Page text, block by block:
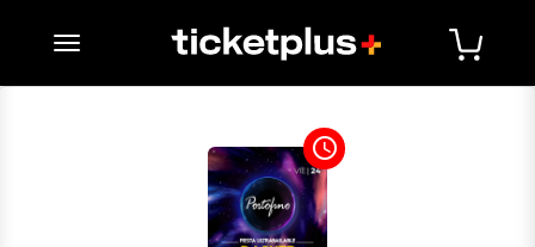
desplegar navegación
access_time